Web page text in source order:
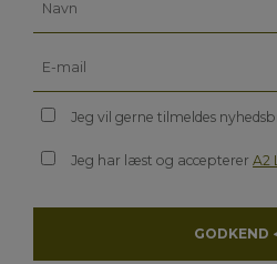
Jeg vil gerne tilmeldes
Jeg har læst og acceptererA2
GODKEND